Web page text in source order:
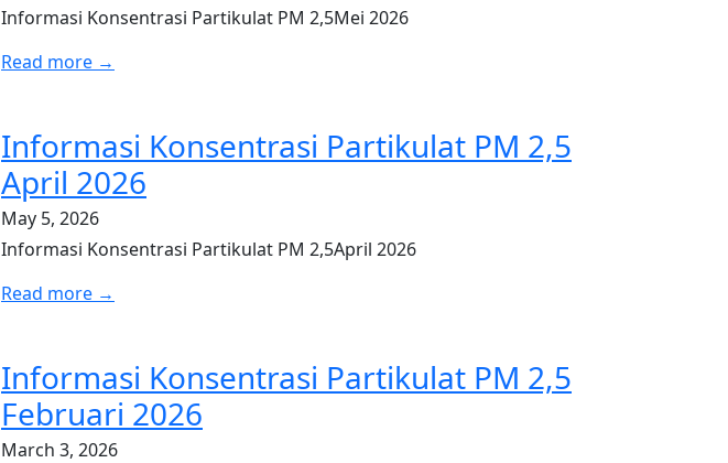
Informasi Konsentrasi Partikulat PM 2,5Mei 2026
Read more →
Informasi Konsentrasi Partikulat PM 2,5
April 2026
May 5, 2026
Informasi Konsentrasi Partikulat PM 2,5April 2026
Read more →
Informasi Konsentrasi Partikulat PM 2,5
Februari 2026
March 3, 2026